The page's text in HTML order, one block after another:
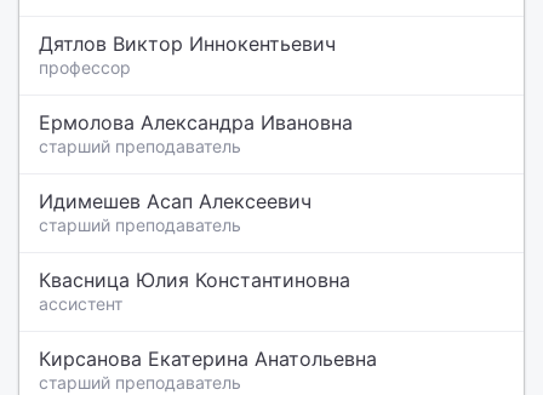
Дятлов Виктор Иннокентьевич
профессор
Ермолова Александра Ивановна
старший преподаватель
Идимешев Асап Алексеевич
старший преподаватель
Квасница Юлия Константиновна
ассистент
Кирсанова Екатерина Анатольевна
старший преподаватель